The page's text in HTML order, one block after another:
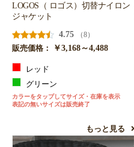
LOGOS（ ロゴス）切替ナイロン
ジャケット
4.75
（8）
販売価格：
￥3,168～4,488
レッド
グリーン
カラーをタップしてサイズ・在庫を表示
表記の無いサイズは販売終了
もっと見る